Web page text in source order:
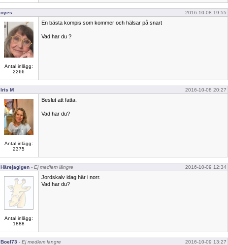
oyes 2016-10-08 19:55
Antal inlägg:
2266
En bästa kompis som kommer och hälsar på snart
Vad har du ?
Iris M 2016-10-08 20:27
Antal inlägg:
2375
Beslut att fatta.
Vad har du?
Härejagigen - Ej medlem längre 2016-10-09 12:34
Antal inlägg:
1888
Jordskalv idag här i norr.
Vad har du?
Boel73 - Ej medlem längre 2016-10-09 13:27